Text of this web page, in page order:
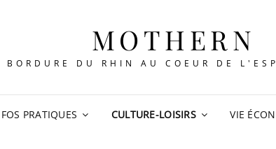
MOTHERN
BORDURE DU RHIN AU COEUR DE
PRATIQUES CULTURE-LOISIRS VIE